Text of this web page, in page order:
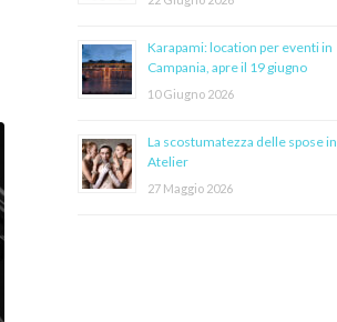
Karapami: location per eventi in
Campania, apre il 19 giugno
10 Giugno 2026
La scostumatezza delle spose in
Atelier
27 Maggio 2026